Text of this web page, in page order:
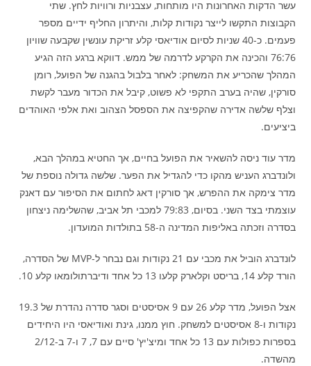
עשר הדקות האחרונות היו מותחות, עצבניות ורוויות לחץ. שתי
הקבוצות התקשו לייצר נקודות קלות, והיתרון החליף ידיים מספר
פעמים. כ-40 שניות לסיום אודיאסי קלע זריקת עונשין שקבעה שוויון
76:76 והכינה את הקרקע לדרמה של ממש. דווקא ברגע הזה הגיע
המהלך שהכריע את המשחק: לאחר בלבול בהגנה של הפועל, רומן
סורקין, שהיה בערב התקפי לא פשוט, קיבל את הכדור מעבר לקשת
וצלף שלשה אדירה שהקפיצה את הספסל הצהוב ואת אלפי האוהדים
ביציעים.
מדר עוד ניסה להשאיר את הפועל בחיים, אך החטיא במהלך הבא,
ולונדברג העניש מהקו כדי להגדיל את הפער. שלשה גדולה נוספת של
מדר צימקה את ההפרש, אך סורקין דאג לחתום את הסיפור עם דאנק
עוצמתי בצד השני. בסיום, 79:83 למכבי תל אביב, שהשלימה ניצחון
בסדרה וזכתה באליפות המדינה ה-58 בתולדות המועדון.
לונדברג הוביל את מכבי עם 21 נקודות וגם נבחר ל-MVP של הסדרה,
הורד קלע 14, בריסט וקלארק קלעו 13 כל אחד ודיברתולומאו קלע 10.
אצל הפועל, מדר קלע 26 עם 9 אסיסטים וסגר סדרה נהדרת של 19.3
נקודות ו-8 אסיסטים למשחק. חוץ ממנו, גינת ואודיאסי היו היחידים
בספרות כפולות עם 13 כל אחד ומיצ'יץ' סיים עם 7, 7 ו-7 ב-2/12
מהשדה.